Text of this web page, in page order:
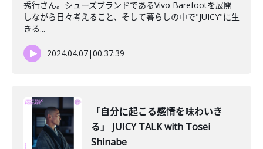
秀行さん。シューズブランドであるVivo Barefootを展開
しながら日々考えること、そして暮らしの中で"JUICY"に生
きる...
2024.04.07|00:37:39
「自分に起こる感情を味わいき
る」 JUICY TALK with Tosei
Shinabe